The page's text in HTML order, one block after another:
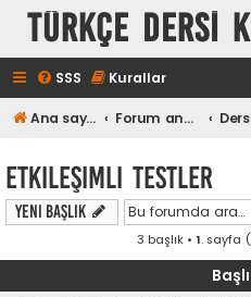
TÜRKÇE DERSİ
SSS Kurallar
Ana sayfa Forum ana sayfa
Etkileşimli Testler
Yeni Başlık
3 başlık • 1. sayfa